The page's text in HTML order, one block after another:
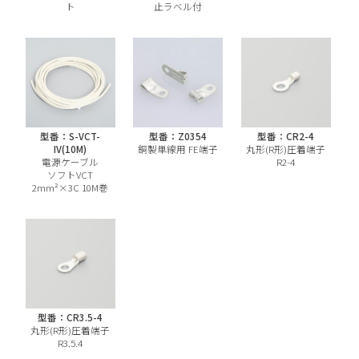
ト
止ラベル付
型番：S-VCT-
IV(10M)
電源ケーブル
ソフトVCT
2mm²×3C 10M巻
型番：Z0354
銅製単線用 FE端子
型番：CR2-4
丸形(R形)圧着端子
R2-4
型番：CR3.5-4
丸形(R形)圧着端子
R3.5.4